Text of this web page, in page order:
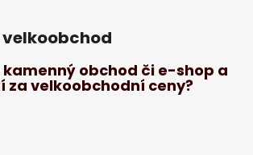
obchod či e-shop a
za velkoobchodní ceny?